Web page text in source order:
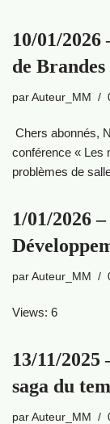
10/01/2026
de Brandes
par Auteur_MM
Chers abonnés,
conférence « Les
problèmes de
1/01/2026
par Auteur_MM
Views: 6
13/11/
saga du
par Auteur_MM